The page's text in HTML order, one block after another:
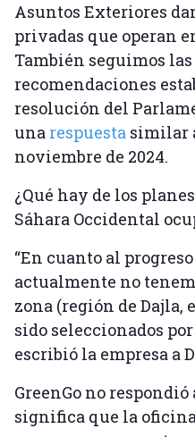
Asuntos Exteriores
privadas que operan
También seguimos
recomendaciones
resolución del
una respuesta similar
noviembre de 2024.
¿Qué hay de los
Sáhara Occidental
“En cuanto al
actualmente no
zona (región de Dajla,
sido seleccionados
escribió la empresa a
GreenGo no
significa que la